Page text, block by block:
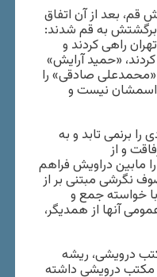
بعد از آن اتفاق
برگشتش به قم شدند:
راهی کردند و
«حمید آرایش»
«محمدعلی صادقی» را
اسمشان نیست و
برنمی تابد و به
و از
مابین دراویش فراهم
نگرشی مبتنی بر از
خواسته جمع و
آنها از همدیگر،
درویشی، ریشه
مکتب درویشی داشته